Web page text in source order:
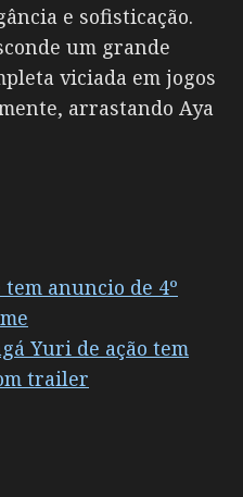
e sofisticação.
um grande
viciada em jogos
arrastando Aya
anuncio de 4º
Yuri de ação tem
trailer